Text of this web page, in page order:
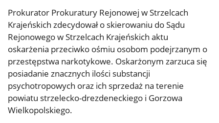
Prokurator Prokuratury Rejonowej w Strzelcach
Krajeńskich zdecydował o skierowaniu do Sądu
Rejonowego w Strzelcach Krajeńskich aktu
oskarżenia przeciwko ośmiu osobom podejrzanym o
przestępstwa narkotykowe. Oskarżonym zarzuca się
posiadanie znacznych ilości substancji
psychotropowych oraz ich sprzedaż na terenie
powiatu strzelecko-drezdeneckiego i Gorzowa
Wielkopolskiego.